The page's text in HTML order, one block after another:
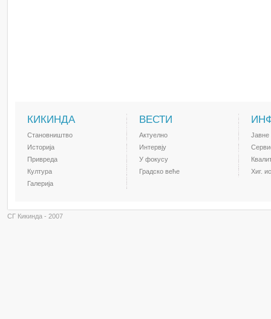
КИКИНДА
Становништво
Историја
Привреда
Култура
Галерија
ВЕСТИ
Актуелно
Интервју
У фокусу
Градско веће
Јавне
Хиг.
СГ Кикинда - 2007